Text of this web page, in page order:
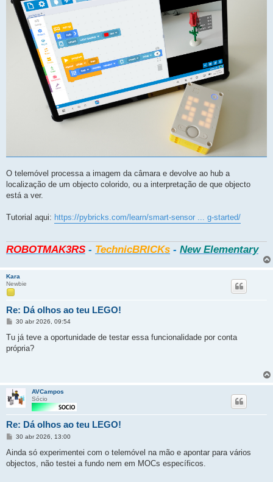
O telemóvel processa a imagem da câmara e devolve ao hub a
localização de um objecto colorido, ou a interpretação de que objecto
está a ver.
Tutorial aqui: https://pybricks.com/learn/smart-sensor ... g-started/
ROBOTMAK3RS - TechnicBRICKs - New Elementary
Kara
Newbie
Re: Dá olhos ao teu LEGO!
Mensagem
30 abr 2026, 09:54
Tu já teve a oportunidade de testar essa funcionalidade por conta
própria?
AVCampos
Sócio
Re: Dá olhos ao teu LEGO!
Mensagem
30 abr 2026, 13:00
Ainda só experimentei com o telemóvel na mão e apontar para vários
objectos, não testei a fundo nem em MOCs específicos.